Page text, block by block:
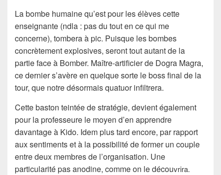
La bombe humaine qu’est pour les élèves cette
enseignante (ndla : pas du tout en ce qui me
concerne), tombera à pic. Puisque les bombes
concrètement explosives, seront tout autant de la
partie face à Bomber. Maître-artificier de Dogra Magra,
ce dernier s’avère en quelque sorte le boss final de la
tour, que notre désormais quatuor infiltrera.
Cette baston teintée de stratégie, devient également
pour la professeure le moyen d’en apprendre
davantage à Kido. Idem plus tard encore, par rapport
aux sentiments et à la possibilité de former un couple
entre deux membres de l’organisation. Une
particularité pas anodine, comme on le découvrira.